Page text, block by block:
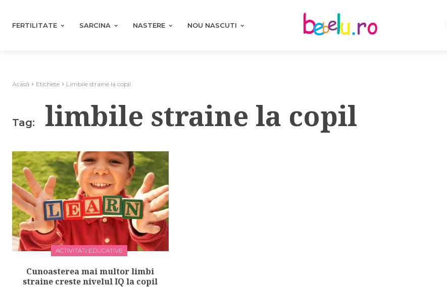
FERTILITATE SARCINA NASTERE NOU NASCUTI
Acasă Etichete Limbile straine la copil
Tag: limbile straine la copil
ACTIVITATI EDUCATIVE
Cunoasterea mai multor limbi
straine creste nivelul IQ la copil